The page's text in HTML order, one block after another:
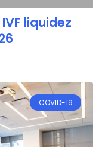
liquidez
COVID-19